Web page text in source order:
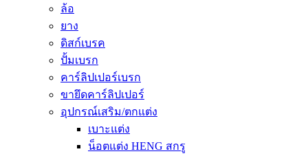
ล้อ
ยาง
ดิสก์เบรค
ปั้มเบรก
คาร์ลิปเปอร์เบรก
ขายึดคาร์ลิปเปอร์
อุปกรณ์เสริม/ตกแต่ง
เบาะแต่ง
น็อตแต่ง HENG สกรู